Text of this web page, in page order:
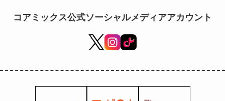
North Star! Uma
コアミックス公式ソーシャルメディアアカウント